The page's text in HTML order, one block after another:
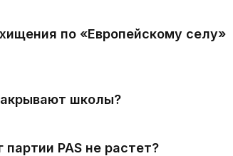
по «Европейскому селу»
школы?
PAS не растет?